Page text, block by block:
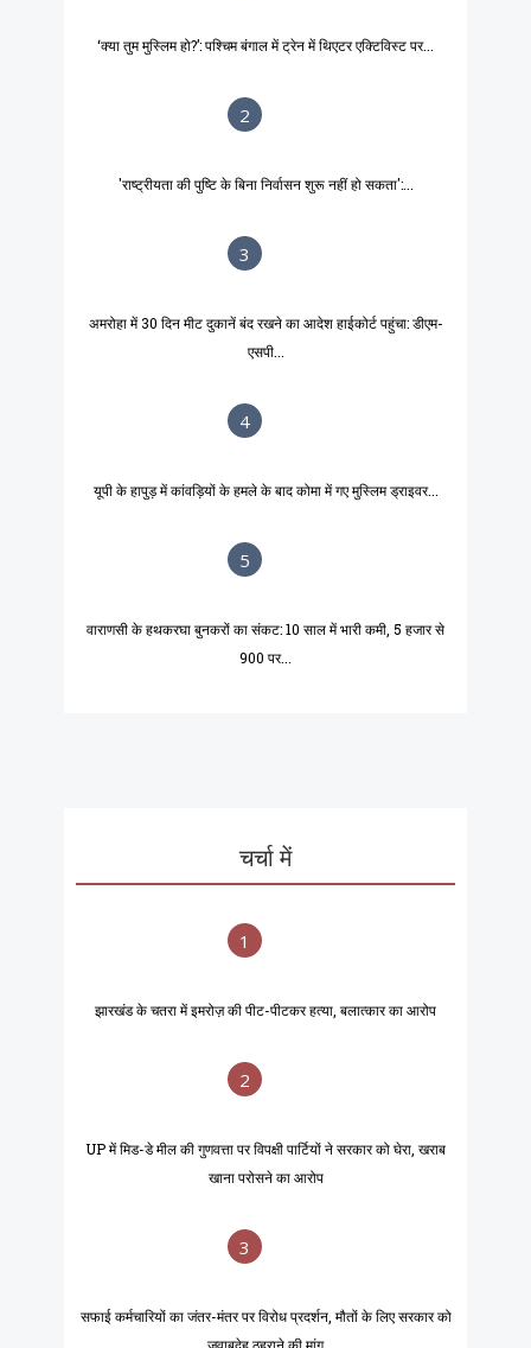
‘क्या तुम मुस्लिम हो?’: पश्चिम बंगाल में ट्रेन में थिएटर एक्टिविस्ट पर...
2
'राष्ट्रीयता की पुष्टि के बिना निर्वासन शुरू नहीं हो सकता':...
3
अमरोहा में 30 दिन मीट दुकानें बंद रखने का आदेश हाईकोर्ट पहुंचा: डीएम-
एसपी...
4
यूपी के हापुड़ में कांवड़ियों के हमले के बाद कोमा में गए मुस्लिम ड्राइवर...
5
वाराणसी के हथकरघा बुनकरों का संकट: 10 साल में भारी कमी, 5 हजार से
900 पर...
चर्चा में
1
झारखंड के चतरा में इमरोज़ की पीट-पीटकर हत्या, बलात्कार का आरोप
2
UP में मिड-डे मील की गुणवत्ता पर विपक्षी पार्टियों ने सरकार को घेरा, खराब
खाना परोसने का आरोप
3
सफाई कर्मचारियों का जंतर-मंतर पर विरोध प्रदर्शन, मौतों के लिए सरकार को